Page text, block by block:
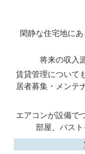
閑静な住宅地に
将来の収入
賃貸管理について
居者募集・メンテ
エアコンが設備で
部屋、バス